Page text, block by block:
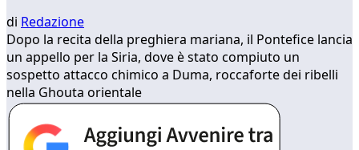
di Redazione
Dopo la recita della preghiera mariana, il Pontefice lancia
un appello per la Siria, dove è stato compiuto un
sospetto attacco chimico a Duma, roccaforte dei ribelli
nella Ghouta orientale